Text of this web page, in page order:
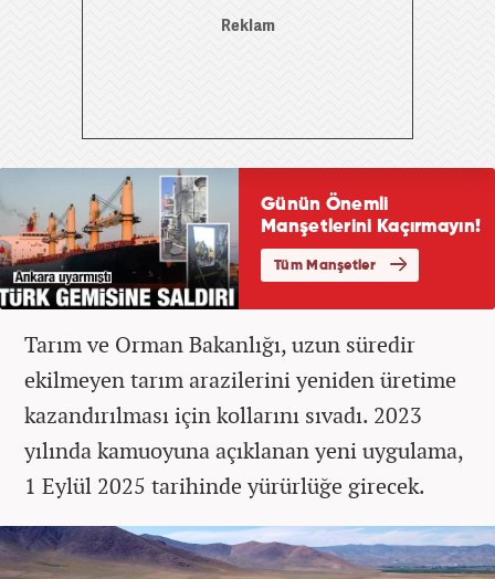
Tarım ve Orman Bakanlığı, uzun süredir
ekilmeyen tarım arazilerini yeniden üretime
kazandırılması için kollarını sıvadı. 2023
yılında kamuoyuna açıklanan yeni uygulama,
1 Eylül 2025 tarihinde yürürlüğe girecek.